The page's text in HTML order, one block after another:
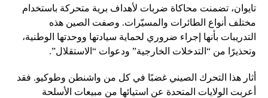
تايوان، تضمنت محاكاة ضربات لأهداف برية متحركة باستخدام
مختلف أنواع الطائرات والمسيّرات. وصفت الصين هذه
التدريبات بأنها إجراء ضروري لحماية سيادتها ووحدتها الوطنية،
وتحذيرًا من “التدخلات الخارجية” ودعوات “الاستقلال”.
أثار هذا التحرك الصيني غضبًا في كل من واشنطن وطوكيو. فقد
أعربت الولايات المتحدة عن استيائها من مبيعات الأسلحة